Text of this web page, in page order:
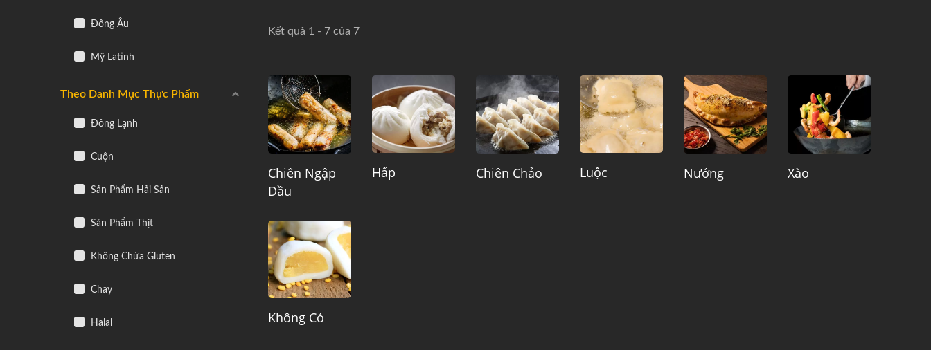
Đông Âu
Mỹ Latinh
Theo Danh Mục Thực Phẩm
Đông Lạnh
Cuộn
Sản Phẩm Hải Sản
Sản Phẩm Thịt
Không Chứa Gluten
Chay
Halal
Kết quả 1 - 7 của 7
Chiên Ngập
Dầu
Hấp Chiên Chảo Luộc Nướng Xào
Không Có